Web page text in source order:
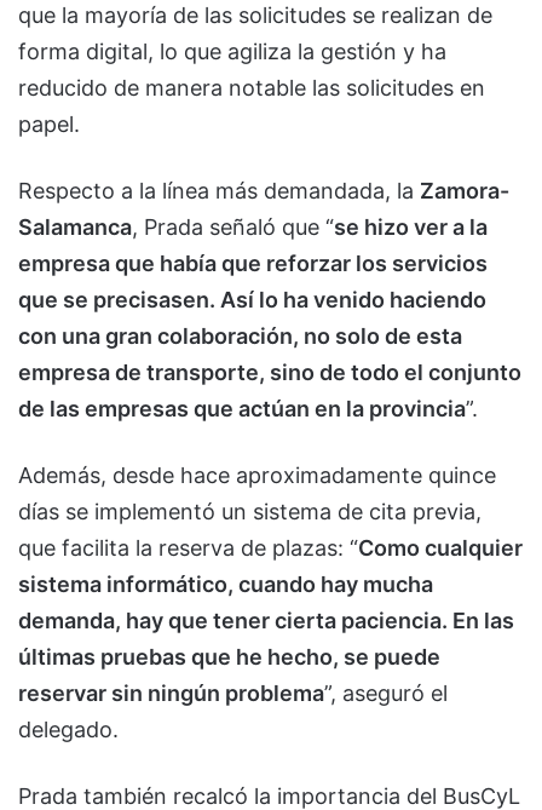
que la mayoría de las solicitudes se realizan de
forma digital, lo que agiliza la gestión y ha
reducido de manera notable las solicitudes en
papel.
Respecto a la línea más demandada, la Zamora-
Salamanca, Prada señaló que “se hizo ver a la
empresa que había que reforzar los servicios
que se precisasen. Así lo ha venido haciendo
con una gran colaboración, no solo de esta
empresa de transporte, sino de todo el conjunto
de las empresas que actúan en la provincia”.
Además, desde hace aproximadamente quince
días se implementó un sistema de cita previa,
que facilita la reserva de plazas: “Como cualquier
sistema informático, cuando hay mucha
demanda, hay que tener cierta paciencia. En las
últimas pruebas que he hecho, se puede
reservar sin ningún problema”, aseguró el
delegado.
Prada también recalcó la importancia del BusCyL